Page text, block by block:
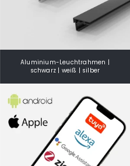
Aluminium-Leuchtrahmen |
schwarz | weiß | silber